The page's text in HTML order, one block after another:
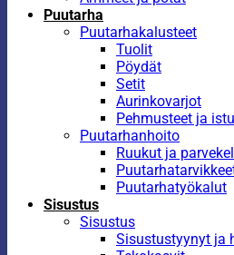
Puutarha
Puutarhakalusteet
Tuolit
Pöydät
Setit
Aurinkovarjot
Pehmusteet ja
Puutarhanhoito
Ruukut ja
Puutarhatyökalut
Sisustus
Sisustus
Sisustustyynyt ja